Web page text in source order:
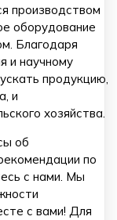
производством
оборудование
Благодаря
и научному
продукцию,
и
хозяйства.
об
по
с нами. Мы
с вами! Для